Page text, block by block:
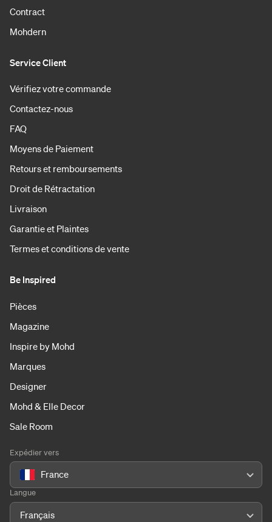
Contract
Mohdern
Service Client
Vérifiez votre commande
Contactez-nous
FAQ
Moyens de Paiement
Retours et remboursements
Droit de Rétractation
Livraison
Garantie et Plaintes
Termes et conditions de vente
Be Inspired
Pièces
Magazine
Inspire by Mohd
Marques
Designer
Mohd & Elle Decor
Sale Room
Expédier vers
France
Langue
Français